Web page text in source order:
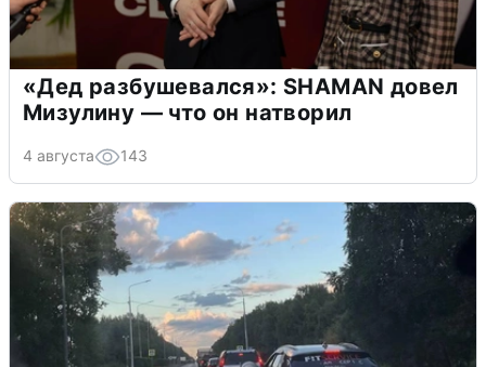
«Дед разбушевался»: SHAMAN довел
Мизулину — что он натворил
4 августа 143